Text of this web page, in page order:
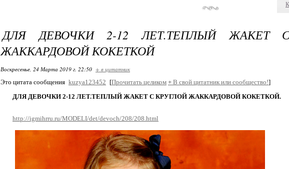
ДЛЯ ДЕВОЧКИ 2-12 ЛЕТ.ТЕПЛЫЙ ЖАКЕТ
ЖАККАРДОВОЙ КОКЕТКОЙ
Воскресенье, 24 Марта 2019 г. 22:50 + в цитатник
Это цитата сообщения kuzya123452 [Прочитать целиком + В свой цитатник или сообщество!]
ДЛЯ ДЕВОЧКИ 2-12 ЛЕТ.ТЕПЛЫЙ ЖАКЕТ С КРУГЛОЙ ЖАККАРДОВОЙ КОКЕТКОЙ.
http://igmihrru.ru/MODELI/det/devoch/208/208.html